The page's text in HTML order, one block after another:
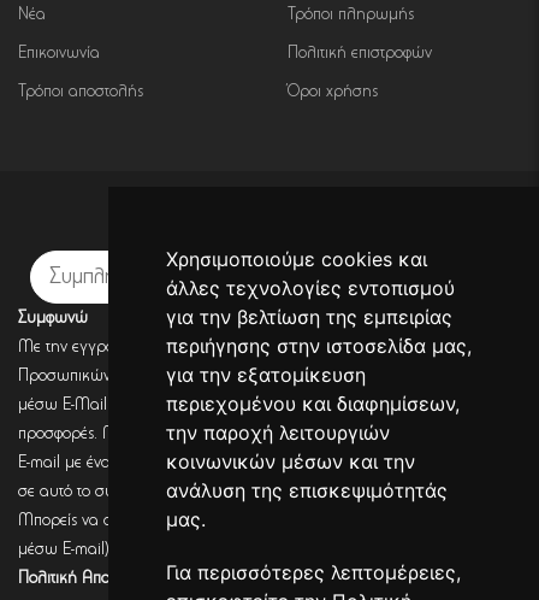
Χρησιμοποιούμε cookies και
άλλες τεχνολογίες εντοπισμού
για την βελτίωση της εμπειρίας
περιήγησης στην ιστοσελίδα μας,
για την εξατομίκευση
περιεχομένου και διαφημίσεων,
την παροχή λειτουργιών
κοινωνικών μέσων και την
ανάλυση της επισκεψιμότητάς
μας.
Για περισσότερες λεπτομέρειες,
Νέα
Επικοινωνία
Τρόποι αποστολής
Τρόποι πληρωμής
Πολιτική επιστροφών
Όροι χρήσης
Εγγραφή
Συμφωνώ
Με την εγγραφή σου, συμφωνείς με την Πολιτική Προστασίας
Προσωπικών Δεδομένων και συμφωνείς πως η DECORSEASONS μπορεί
μέσω E-Mail να στέλνει πληροφορίες για σχετικά προϊόντα, τις τρέχουσες
προσφορές. Μετά από έλεγχο από την DECORSEASONS θα λάβεις ένα
E-mail με ένα link επιβεβαίωσης (Double opt-in). Μόνο μετά από κλικ
σε αυτό το σύνδεσμο, η εγγραφή θα έχει ολοκληρωθεί.
Μπορείς να αποσύρεις τη συναίνεση (για να λαμβάνεις πληροφορίες
μέσω E-mail) οποιαδήποτε στιγμή σύμφωνα με όσα καθορίζονται στην
Πολιτική Απορρήτου.